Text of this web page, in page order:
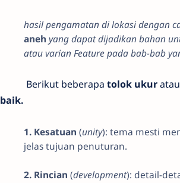
hasil pengamatan di lokasi dengan
aneh yang dapat dijadikan bahan
atau varian Feature pada bab-bab
Berikut beberapa tolok ukuratau
baik.
1. Kesatuan (unity): tema mesti
jelas tujuan penuturan.
2. Rincian (development): detail-